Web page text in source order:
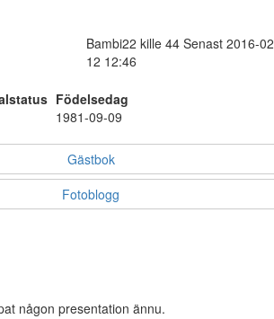
Bambi22 kille 44 Senast 2016-
12 12:46
Födelsedag
1981-09-09
Gästbok
Fotoblogg
någon presentation ännu.